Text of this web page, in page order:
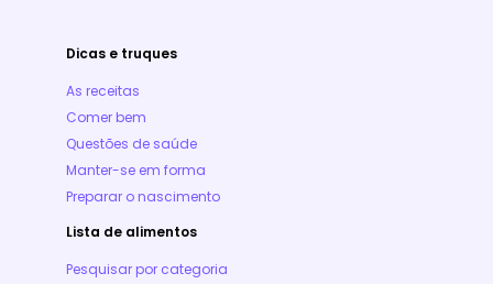
Dicas e truques
As receitas
Comer bem
Questões de saúde
Manter-se em forma
Preparar o nascimento
Lista de alimentos
Pesquisar por categoria